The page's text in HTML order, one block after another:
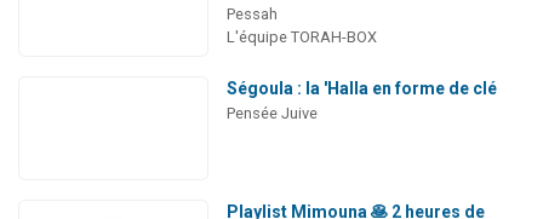
Pessah
L'équipe TORAH-BOX
Ségoula : la 'Halla en forme de clé
Pensée Juive
Playlist Mimouna 🥞 2 heures de